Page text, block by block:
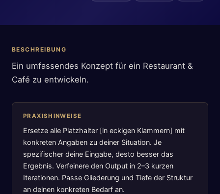
BESCHREIBUNG
Ein umfassendes Konzept für ein Restaurant &
Café zu entwickeln.
PRAXISHINWEISE
Ersetze alle Platzhalter [in eckigen Klammern] mit
konkreten Angaben zu deiner Situation. Je
spezifischer deine Eingabe, desto besser das
Ergebnis. Verfeinere den Output in 2–3 kurzen
Iterationen. Passe Gliederung und Tiefe der Struktur
an deinen konkreten Bedarf an.